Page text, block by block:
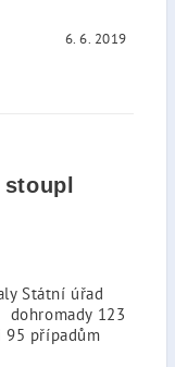
6. 6. 2019
Státní úřad
dohromady 123
95 případům